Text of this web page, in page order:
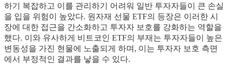
하기 복잡하고 이를 관리하기 어려워 일반 투자자들이 큰 손실
을 입을 위험이 높았다. 원자재 선물 ETF의 등장은 이러한 시
장에 대한 접근을 간소화하고 투자자 보호를 강화하는 역할을
했다. 이와 유사하게 비트코인 ETF의 부재는 투자자들이 높은
변동성을 가진 현물에 노출되게 하며, 이는 투자자 보호 측면
에서 부정적인 결과를 낳을 수 있다.